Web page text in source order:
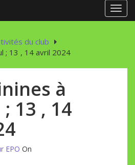
du club
; 13 , 14 avril 2024
à
13 , 14
EPO On